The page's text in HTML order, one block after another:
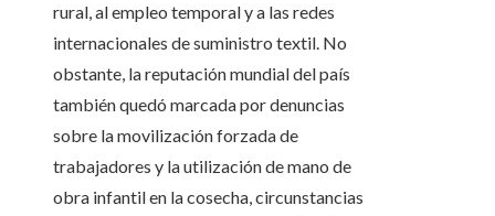
rural, al empleo temporal y a las redes
internacionales de suministro textil. No
obstante, la reputación mundial del país
también quedó marcada por denuncias
sobre la movilización forzada de
trabajadores y la utilización de mano de
obra infantil en la cosecha, circunstancias